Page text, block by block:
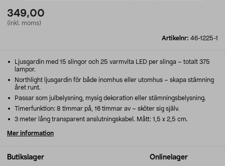
349,00
(inkl. moms)
Artikelnr: 46-1225-1
Butikslager Onlinelager
Ljusgardin med 15 slingor och 25 varmvita LED per slinga – totalt 375
lampor.
Northlight ljusgardin för både inomhus eller utomhus – skapa stämning
året runt.
Passar som julbelysning, mysig dekoration eller stämningsbelysning.
Timerfunktion: 8 timmar på, 16 timmar av – sköter sig själv.
3 meter lång transparent anslutningskabel. Mått: 1,5 x 2,5 cm.
Mer information